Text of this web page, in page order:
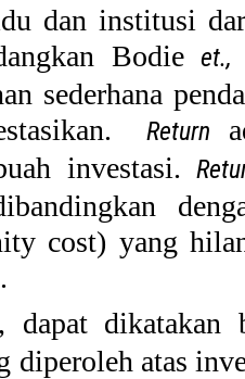
dan institusi
Bodie et.,
sederhana
Return
investasi.
cost) yang
dapat dikatakan
diperoleh atas